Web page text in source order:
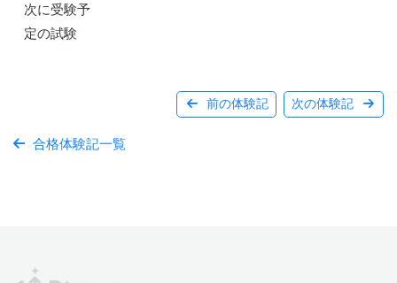
次に受験予
定の試験
前の体験記 次の体験記
合格体験記一覧